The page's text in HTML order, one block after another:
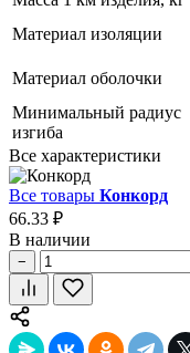
Материал изоляции
Материал оболочки
Минимальный радиус
изгиба
Все характеристики
Все товары Конкорд
66.33 ₽
В наличии
−